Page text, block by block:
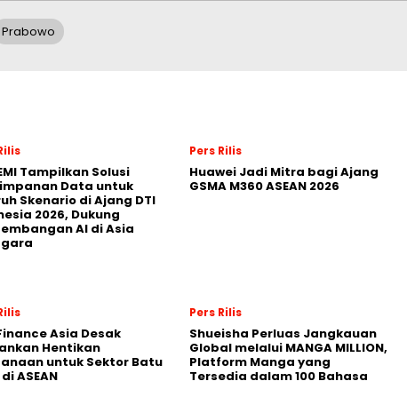
Prabowo
Tampilkan Solusi
Data untuk
Skenario di Ajang DTI
2026, Dukung
AI di Asia
Pers Rilis
Huawei Jadi Mitra bagi Ajang
GSMA M360 ASEAN 2026
Asia Desak
Hentikan
untuk Sektor Batu
ASEAN
Pers Rilis
Shueisha Perluas Jangkauan
Global melalui MANGA MILLION,
Platform Manga yang
Tersedia dalam 100 Bahasa